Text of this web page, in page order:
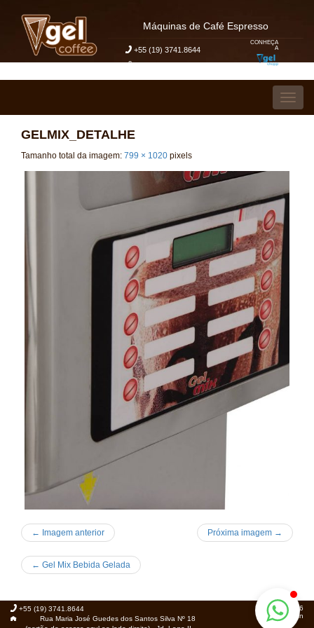
Máquinas de Café Espresso
+55 (19) 3741.8644
Meu Pedido de Orçamento
CONHEÇA
A
GELMIX_DETALHE
Tamanho total da imagem: 799 × 1020 pixels
← Imagem anterior Próxima imagem →
← Gel Mix Bebida Gelada
+55 (19) 3741.8644
Rua Maria José Guedes dos Santos Silva Nº 18
© 2026
Foca.in